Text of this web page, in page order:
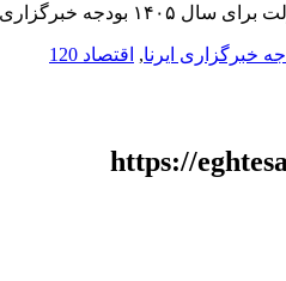
خبرگزاری ایرنا را ۵۰۶ میلیارد تومان پیش‌بینی کرده است، رقمی که در سال ۱۴۰۴ حدود ۴۶۵ میلیارد تومان بوده است.
خبرگزاری ایرنا, اقتصاد 120
https://